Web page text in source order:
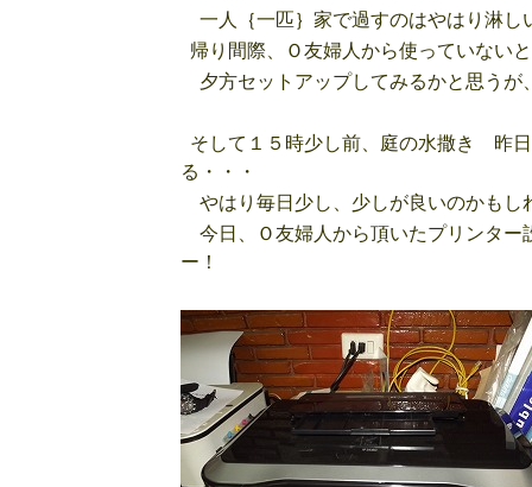
一人｛一匹｝家で過すのはやはり淋し
帰り間際、Ｏ友婦人から使っていない
夕方セットアップしてみるかと思うが
そして１５時少し前、庭の水撒き 昨
る・・・
やはり毎日少し、少しが良いのかもし
今日、Ｏ友婦人から頂いたプリンタ
ー！